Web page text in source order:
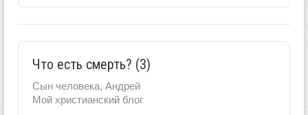
Что есть смерть? (3)
Сын человека, Андрей
Мой христианский блог